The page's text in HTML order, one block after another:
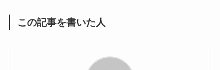
この記事を書いた人